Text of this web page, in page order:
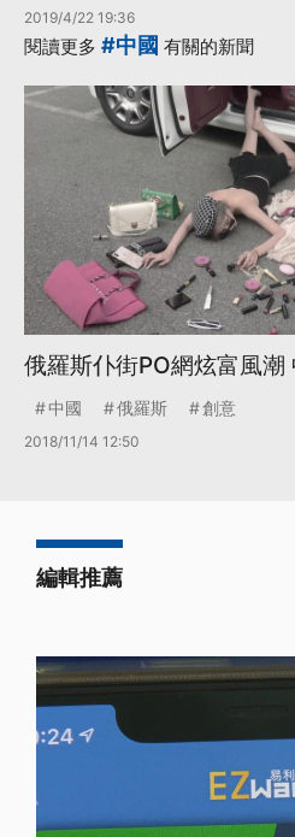
2019/4/22 19:36
閱讀更多 #中國 有關的新聞
俄羅斯仆街PO網炫富風潮
中國 俄羅斯 創意
2018/11/14 12:50
編輯推薦